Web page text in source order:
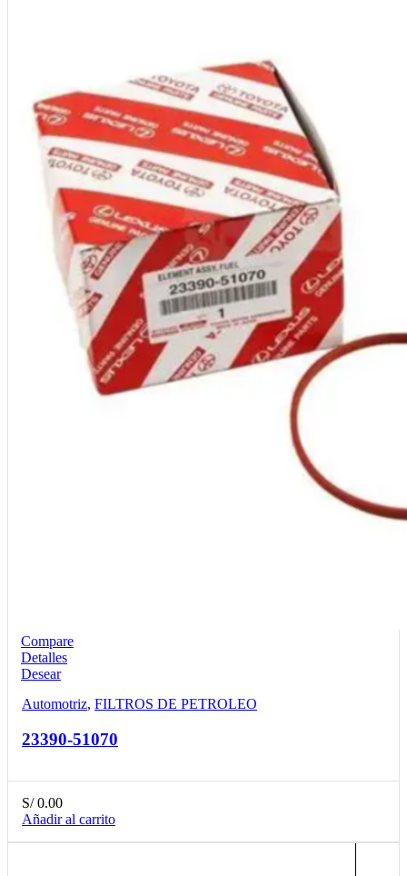
Compare
Detalles
Desear
Automotriz, FILTROS DE PETROLEO
23390-51070
S/0.00
Añadir al carrito